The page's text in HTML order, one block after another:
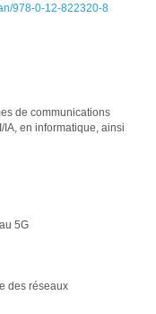
978-0-12-822320-8
de communications
IA, en informatique, ainsi
5G
des réseaux